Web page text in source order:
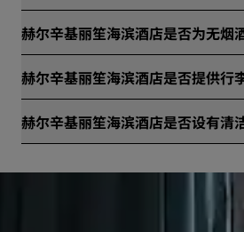
芬兰。
赫尔辛基丽笙海滨酒店是否为无烟
赫尔辛基丽笙海滨酒店是否提供行
赫尔辛基丽笙海滨酒店是否设有清
https://www.radissonhotels.com/en-